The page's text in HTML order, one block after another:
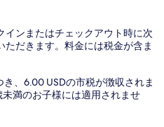
インまたはチェックアウト時に次
ただきます。料金には税金が含ま
き、6.00 USDの市税が徴収されま
満のお子様には適用されませ